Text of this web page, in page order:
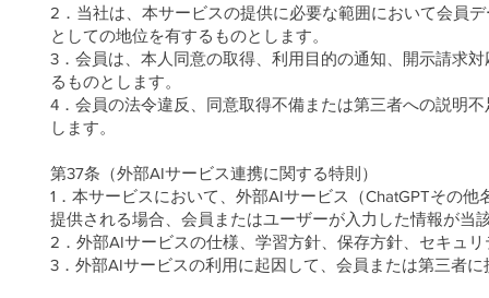
2．当社は、本サービスの提供に必要な範囲において会員
としての地位を有するものとします。
3．会員は、本人同意の取得、利用目的の通知、開示請求
るものとします。
4．会員の法令違反、同意取得不備または第三者への説明
します。
第37条（外部AIサービス連携に関する特則）
1．本サービスにおいて、外部AIサービス（ChatGPTその
提供される場合、会員またはユーザーが入力した情報が当
2．外部AIサービスの仕様、学習方針、保存方針、セキュ
3．外部AIサービスの利用に起因して、会員または第三者